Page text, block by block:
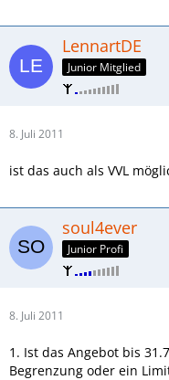
LennartDE
Junior Mitglied
8. Juli 2011
ist das auch als VVL
soul4ever
Junior Profi
8. Juli 2011
1. Ist das Angebot bis
Begrenzung oder ein